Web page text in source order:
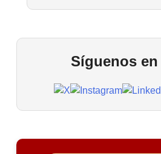
Síguenos en